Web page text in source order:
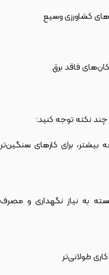
کشاورزی وسیع
فاقد برق
چند نکته توجه کنید:
بیشتر، برای کارهای سنگین‌تر
به نیاز نگهداری و مصرف
طولانی‌تر